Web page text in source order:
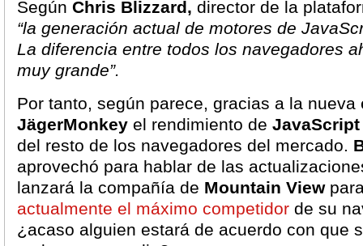
Según Chris Blizzard, director de la
“la generación actual de motores de
La diferencia entre todos los navegadores
muy grande”.
Por tanto, según parece, gracias a la nueva
JägerMonkey el rendimiento de JavaScript
del resto de los navegadores del mercado.
aprovechó para hablar de las
lanzará la compañía de Mountain View
actualmente el máximo competidor de su
¿acaso alguien estará de acuerdo con que